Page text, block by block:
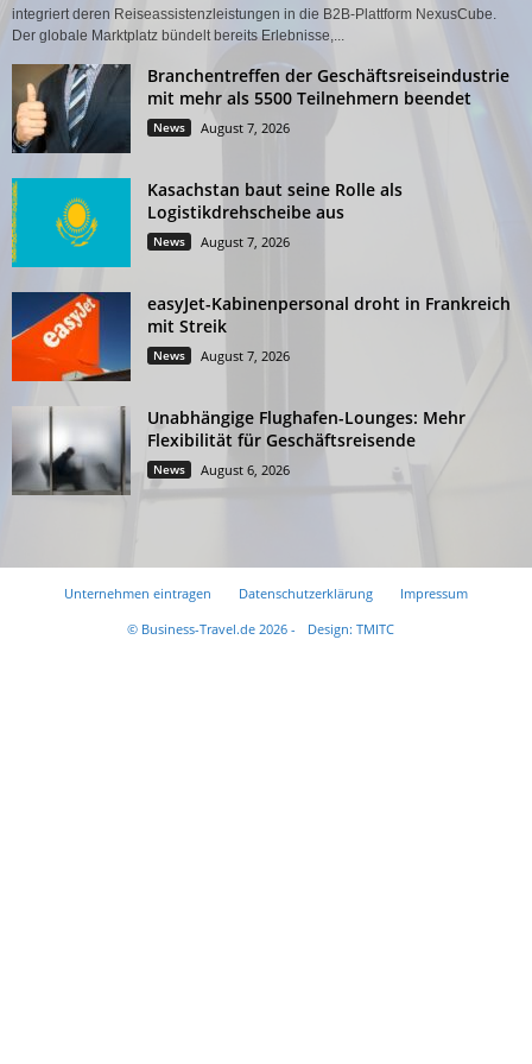
integriert deren Reiseassistenzleistungen in die B2B-Plattform NexusCube.
Der globale Marktplatz bündelt bereits Erlebnisse,...
Branchentreffen der Geschäftsreiseindustrie
mit mehr als 5500 Teilnehmern beendet
News August 7, 2026
Kasachstan baut seine Rolle als
Logistikdrehscheibe aus
News August 7, 2026
easyJet-Kabinenpersonal droht in Frankreich
mit Streik
News August 7, 2026
Unabhängige Flughafen-Lounges: Mehr
Flexibilität für Geschäftsreisende
News August 6, 2026
Unternehmen eintragen Datenschutzerklärung
Impressum
© Business-Travel.de 2026 -
Design: TMITC